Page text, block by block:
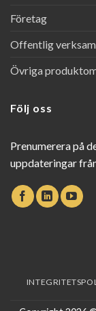
Företag
Offentlig
Övriga
Följ oss
Prenumerera på
uppdateringar